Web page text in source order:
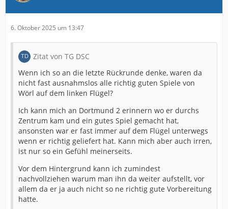
6. Oktober 2025 um 13:47
Zitat von TG DSC
Wenn ich so an die letzte Rückrunde denke, waren da
nicht fast ausnahmslos alle richtig guten Spiele von
Wörl auf dem linken Flügel?
Ich kann mich an Dortmund 2 erinnern wo er durchs
Zentrum kam und ein gutes Spiel gemacht hat,
ansonsten war er fast immer auf dem Flügel unterwegs
wenn er richtig geliefert hat. Kann mich aber auch irren,
ist nur so ein Gefühl meinerseits.
Vor dem Hintergrund kann ich zumindest
nachvollziehen warum man ihn da weiter aufstellt, vor
allem da er ja auch nicht so ne richtig gute Vorbereitung
hatte.